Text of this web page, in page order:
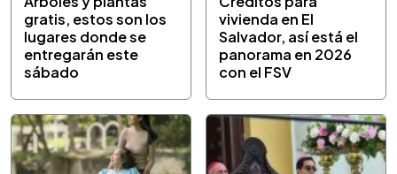
gratis, estos son los
lugares donde se
entregarán este
sábado
vivienda en El
Salvador, así está el
panorama en 2026
con el FSV